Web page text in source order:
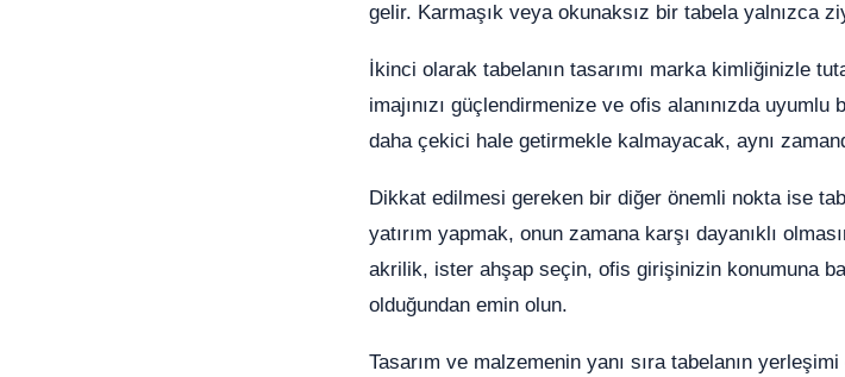
gelir. Karmaşık veya okunaksız bir tabela yalnızca
İkinci olarak tabelanın tasarımı marka kimliğinizle
imajınızı güçlendirmenize ve ofis alanınızda
daha çekici hale getirmekle kalmayacak, aynı
Dikkat edilmesi gereken bir diğer önemli nokta ise
yatırım yapmak, onun zamana karşı dayanıklı
akrilik, ister ahşap seçin, ofis girişinizin konumuna
olduğundan emin olun.
Tasarım ve malzemenin yanı sıra tabelanın